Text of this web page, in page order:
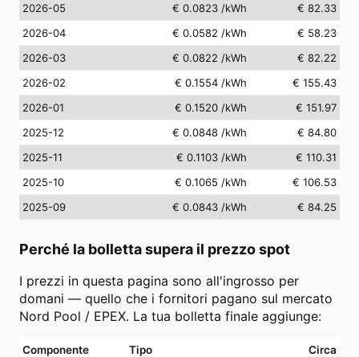
2026-05
€ 0.0823 /kWh
€ 82.33
2026-04
€ 0.0582 /kWh
€ 58.23
2026-03
€ 0.0822 /kWh
€ 82.22
2026-02
€ 0.1554 /kWh
€ 155.43
2026-01
€ 0.1520 /kWh
€ 151.97
2025-12
€ 0.0848 /kWh
€ 84.80
2025-11
€ 0.1103 /kWh
€ 110.31
2025-10
€ 0.1065 /kWh
€ 106.53
2025-09
€ 0.0843 /kWh € 84.25
Perché la bolletta supera il prezzo spot
I prezzi in questa pagina sono all'ingrosso per
domani — quello che i fornitori pagano sul mercato
Nord Pool / EPEX. La tua bolletta finale aggiunge:
Componente Tipo Circa